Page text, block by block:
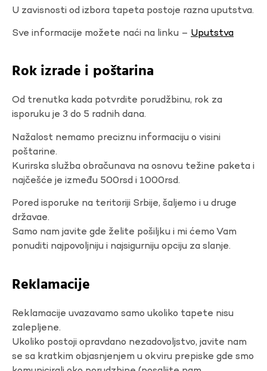
U zavisnosti od izbora tapeta postoje razna uputstva.
Sve informacije možete naći na linku – Uputstva
Rok izrade i poštarina
Od trenutka kada potvrdite porudžbinu, rok za
isporuku je 3 do 5 radnih dana.
Nažalost nemamo preciznu informaciju o visini
poštarine.
Kurirska služba obračunava na osnovu težine paketa i
najčešće je između 500rsd i 1000rsd.
Pored isporuke na teritoriji Srbije, šaljemo i u druge
državae.
Samo nam javite gde želite pošiljku i mi ćemo Vam
ponuditi najpovoljniju i najsigurniju opciju za slanje.
Reklamacije
Reklamacije uvazavamo samo ukoliko tapete nisu
zalepljene.
Ukoliko postoji opravdano nezadovoljstvo, javite nam
se sa kratkim objasnjenjem u okviru prepiske gde smo